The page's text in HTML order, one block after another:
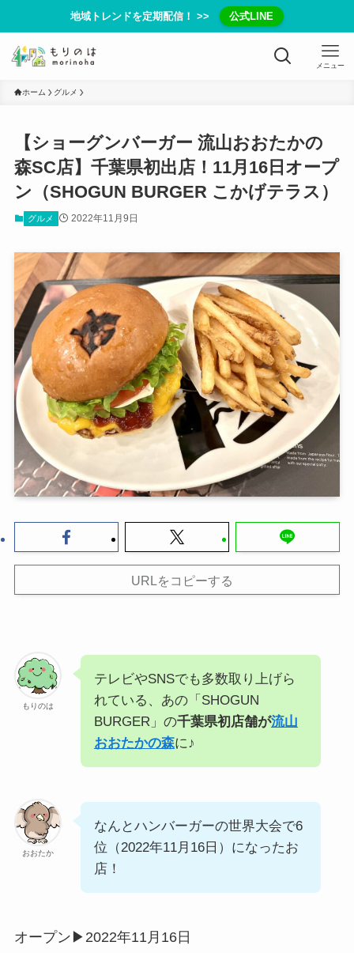
地域トレンドを定期配信！ >> 公式LINE
メニュー
ホーム グルメ
【ショーグンバーガー 流山おおたかの
森SC店】千葉県初出店！11月16日オープ
ン（SHOGUN BURGER こかげテラス）
グルメ 2022年11月9日
URLをコピーする
もりのは
テレビやSNSでも多数取り上げら
れている、あの「SHOGUN
BURGER」の千葉県初店舗が流山
おおたかの森に♪
おおたか
なんとハンバーガーの世界大会で6
位（2022年11月16日）になったお
店！
オープン▶︎2022年11月16日